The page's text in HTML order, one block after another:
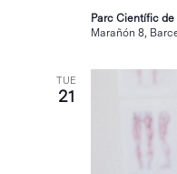
Parc Científic
Marañón 8,
TUE
21